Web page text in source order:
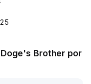
Brother por